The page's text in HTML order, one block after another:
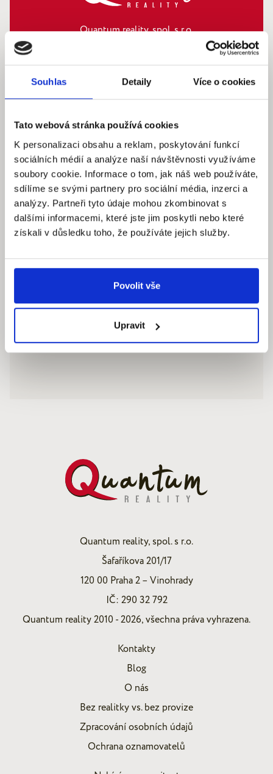
Souhlas Detaily Více o cookies
Tato webová stránka používá cookies
K personalizaci obsahu a reklam, poskytování funkcí
sociálních médií a analýze naší návštěvnosti využíváme
soubory cookie. Informace o tom, jak náš web používáte,
sdílíme se svými partnery pro sociální média, inzerci a
analýzy. Partneři tyto údaje mohou zkombinovat s
dalšími informacemi, které jste jim poskytli nebo které
získali v důsledku toho, že používáte jejich služby.
Povolit vše
Upravit
Quantum reality, spol. s r.o.
info@quantumreality.cz
+420 730 154 732 / +420 273 134 681
Quantum reality, spol. s r.o.
Šafaříkova 201/17
120 00 Praha 2 – Vinohrady
IČ: 290 32 792
Quantum reality 2010 - 2026, všechna práva vyhrazena.
Kontakty
Blog
O nás
Bez realitky vs. bez provize
Zpracování osobních údajů
Ochrana oznamovatelů